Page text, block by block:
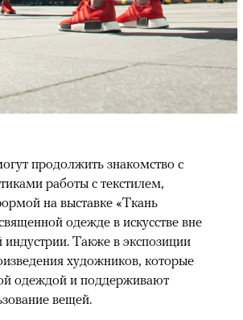
продолжить знакомство с
работы с текстилем,
на выставке «Ткань
одежде в искусстве вне
индустрии. Также в экспозиции
художников, которые
одеждой и поддерживают
вещей.